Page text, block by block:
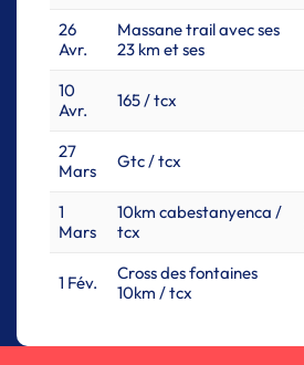
26
Avr.
Massane trail avec ses
23 km et ses
10
Avr.
165 / tcx
27
Mars
Gtc / tcx
1
Mars
10km cabestanyenca /
tcx
1 Fév.
Cross des fontaines
10km / tcx